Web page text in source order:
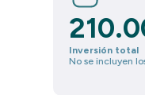
Inversión total
No se incluyen